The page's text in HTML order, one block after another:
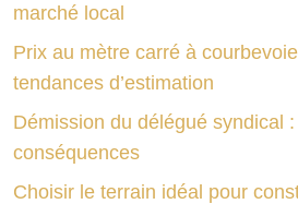
marché local
Prix au mètre carré à
tendances d’estimation
Démission du délégué syndical
conséquences
Choisir le terrain idéal pour